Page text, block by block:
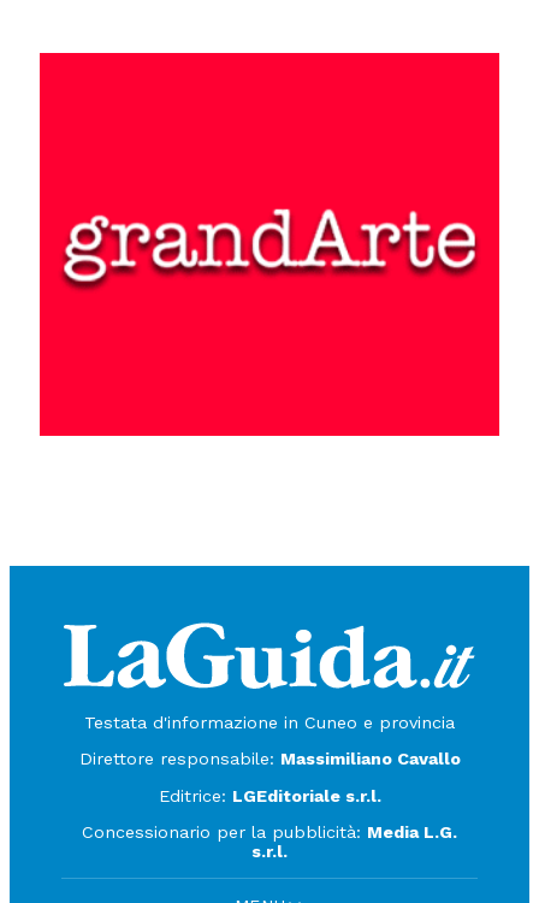
Testata d'informazione in Cuneo e provincia
Direttore responsabile: Massimiliano Cavallo
Editrice: LGEditoriale s.r.l.
Concessionario per la pubblicità: Media L.G.
s.r.l.